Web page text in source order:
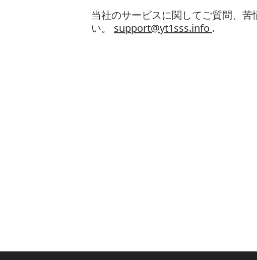
当社のサービスに関してご質問、
い。 support@yt1sss.info .